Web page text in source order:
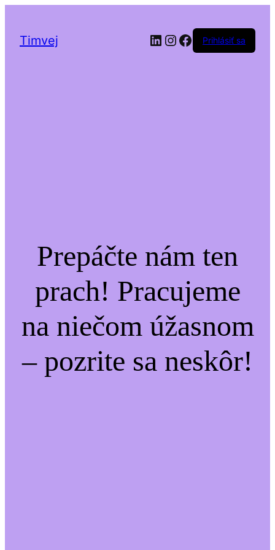
Timvej LinkedIn
Instagram
Facebook
Prihlásiť sa
Prepáčte nám ten
prach! Pracujeme
na niečom úžasnom
– pozrite sa neskôr!